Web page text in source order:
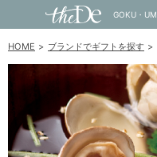
HOME ブランドでギフトを探す